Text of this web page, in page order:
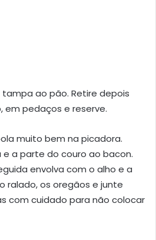
ao pão. Retire depois
em pedaços e reserve.
muito bem na picadora.
e a parte do couro ao bacon.
envolva com o alho e a
ralado, os oregãos e junte
com cuidado para não colocar